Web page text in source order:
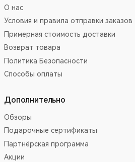
О нас
Условия и правила отправки заказов
Примерная стоимость доставки
Возврат товара
Политика Безопасности
Способы оплаты
Дополнительно
Обзоры
Подарочные сертификаты
Партнёрская программа
Акции